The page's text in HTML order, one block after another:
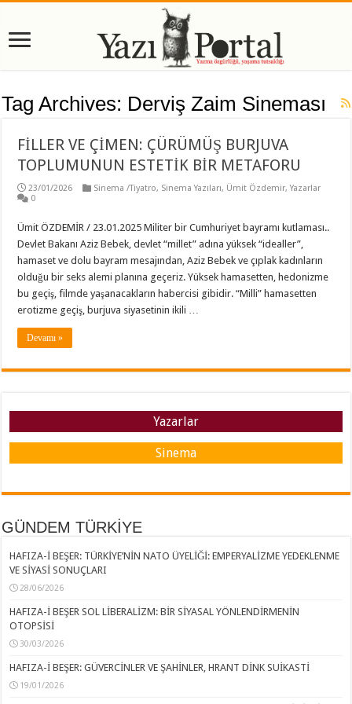
Tag Archives: Derviş Zaim Sineması
FİLLER VE ÇİMEN: ÇÜRÜMÜŞ BURJUVA
TOPLUMUNUN ESTETİK BİR METAFORU
23/01/2026 Sinema /Tiyatro, Sinema Yazıları, Ümit Özdemir,Yazarlar
0
Ümit ÖZDEMİR / 23.01.2025 Militer bir Cumhuriyet bayramı kutlaması..
Devlet Bakanı Aziz Bebek, devlet “millet” adına yüksek “idealler”,
hamaset ve dolu bayram mesajından, Aziz Bebek ve çıplak kadınların
olduğu bir seks alemi planına geçeriz. Yüksek hamasetten, hedonizme
bu geçiş, filmde yaşanacakların habercisi gibidir. “Milli” hamasetten
erotizme geçiş, burjuva siyasetinin ikili …
Devamı »
Yazarlar
Sinema
GÜNDEM TÜRKİYE
HAFIZA-İ BEŞER: TÜRKİYE’NİN NATO ÜYELİĞİ: EMPERYALİZME YEDEKLENME
VE SİYASİ SONUÇLARI
28/06/2026
HAFIZA-İ BEŞER SOL LİBERALİZM: BİR SİYASAL YÖNLENDİRMENİN
OTOPSİSİ
30/03/2026
HAFIZA-İ BEŞER: GÜVERCİNLER VE ŞAHİNLER, HRANT DİNK SUİKASTİ
19/01/2026